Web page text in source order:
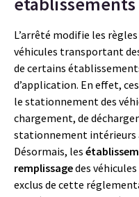
L’arrêté modifie les
véhicules transportant
de certains
d’application. En effet,
le stationnement des
chargement, de
stationnement intérieurs
Désormais, les
remplissagedes
exclus de cette